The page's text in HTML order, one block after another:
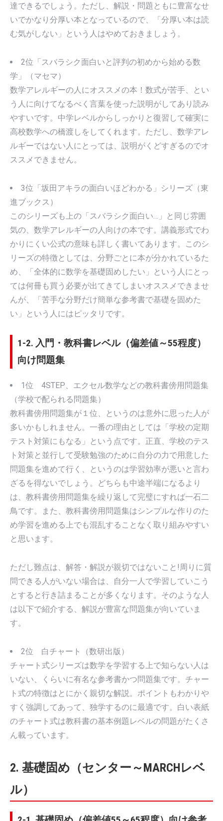
達できるでしょう。ただし、解説・問題ともに豊富なせ
いでかなり分厚い本となっているので、「分厚い本は読
む気がしない」という人はやめておきましょう。
2位「スバラシク面白いと評判の初めから始める数
学」（マセマ）
数学アレルギーの人にオススメの本！数式が苦手、とい
う人に向けてなるべく言葉を使った説明がしてあり読み
やすいです。中学レベルからしっかりと復習して確実に
高校数学への橋渡しをしてくれます。ただし、数学アレ
ルギーではない人にとっては、説明がくどすぎるのでオ
ススメできません。
3位「坂田アキラの面白いほどわかる」シリーズ（東
進ブックス）
このシリーズも上の「スバラシク面白い…」と同じ雰囲
気の、数学アレルギーの人向けの本です。講義形式でわ
かりにくい公式の意味も詳しく書いてあります。このシ
リーズの特徴としては、分野ごとに本が分かれているた
め、「全体的に数学を基礎固めしたい」という人にとっ
ては何冊も買う必要が出てきてしまいオススメできませ
んが、「苦手な分野だけ簡単な参考書で基礎を固めた
い」という人にはピッタリです。
1-2. 入門・教科書レベル（偏差値～55程度）
向け問題集
1位 4STEP、エクセル数学などの教科書傍用問題集
（学校で配られる問題集）
教科書傍用問題集が１位、というのは意外に思った人が
多いかもしれません。一番の理由としては「学校の定期
テスト対策にもなる」という点です。正直、学校のテス
ト対策と並行して受験勉強のために自分の力で用意した
問題集を進めて行く、というのは学習効率が悪いと言わ
ざるを得ないでしょう。どちらも中途半端になるより
は、教科書傍用問題集を繰り返して完璧にすれば一石二
鳥です。また、教科書傍用問題集はシンプルな作りのた
め学習を進める上でも混乱することなく取り組みやすい
と思います。
ただし難点は、解答・解説が親切ではないこと!周りに質
問できる人がいない場合は、自分一人で学習していこう
とすると行き詰まることが多くなります。そのような人
は以下で紹介する、解説が豊富な問題集が向いていま
す。
2位 白チャート（数研出版）
チャート式シリーズは数学を学習する上で知らない人は
いない、くらいに有名な参考書かつ問題集です。チャー
ト式の特徴はとにかく親切な解説。ポイントもわかりや
すく強調してあって、独学するのに最適です。白い表紙
のチャート式は教科書の基本例題レベルの問題がたくさ
ん載っています。
2. 基礎固め（センター～MARCHレベ
ル）